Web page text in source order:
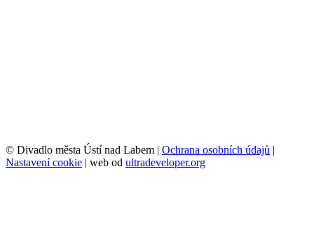
© Divadlo města Ústí nad Labem | Ochrana osobních údajů |
Nastavení cookie | web od ultradeveloper.org